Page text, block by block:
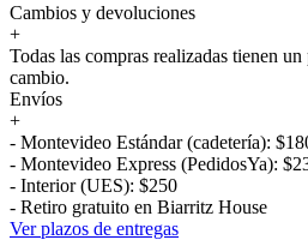
Cambios y devoluciones
+
Todas las compras realizadas tienen
cambio.
Envíos
+
- Montevideo Estándar (cadetería):
- Montevideo Express (PedidosYa):
- Interior (UES): $250
- Retiro gratuito en Biarritz House
Ver plazos de entregas